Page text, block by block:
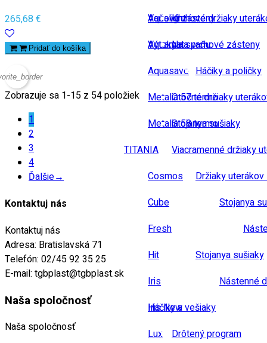
Vaňové zásteny
Výtoky na vaňu
Aqualight
Aquamat
Aquasave
Metalia 57 termo
Metalia 58 termo
TITANIA
Cosmos
Cube
Fresh
Hit
Iris
Iris New
Lux
Kruhové držiaky
Na sprchové zásteny
Háčiky a poličky
Otočné držiaky
Stojanya sušiaky
Viacramenné držiaky
Držiaky
Stojanya
Stojanya sušiaky
Nástenné
Háčiky a vešiaky
Drôtený program
265,68 €
Pridať do košíka
Zobrazuje sa 1-15 z 54 položiek
1
2
3
4
Ďalšie→
Kontaktuj nás
Kontaktuj nás
Adresa: Bratislavská 71
Telefón: 02/45 92 35 25
E-mail: tgbplast@tgbplast.sk
Naša spoločnosť
Naša spoločnosť